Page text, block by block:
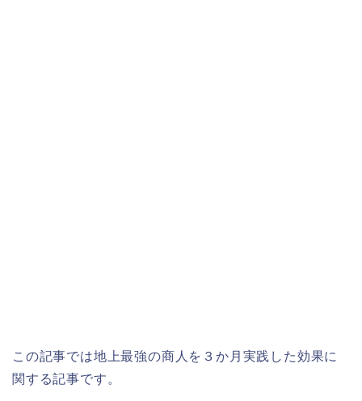
この記事では地上最強の商人を３か月実践した効果に
関する記事です。